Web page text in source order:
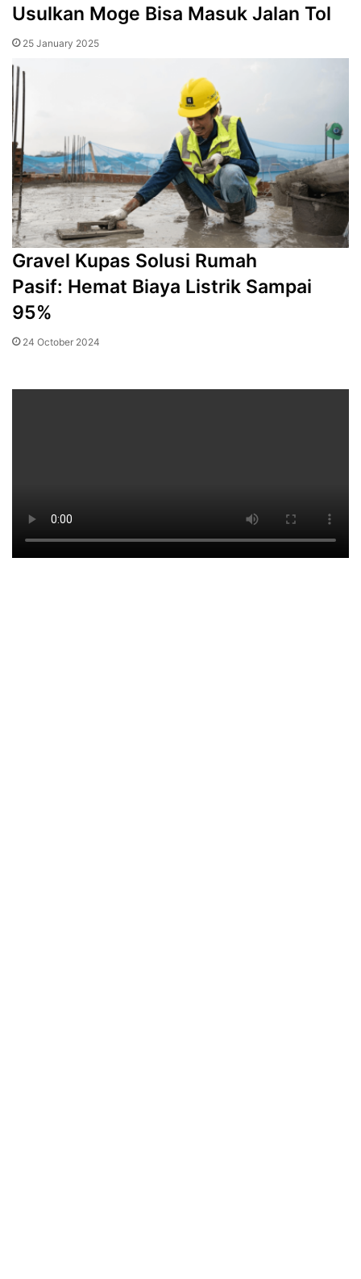
Usulkan Moge Bisa Masuk Jalan Tol
25 January 2025
Gravel Kupas Solusi Rumah
Pasif: Hemat Biaya Listrik Sampai
95%
24 October 2024